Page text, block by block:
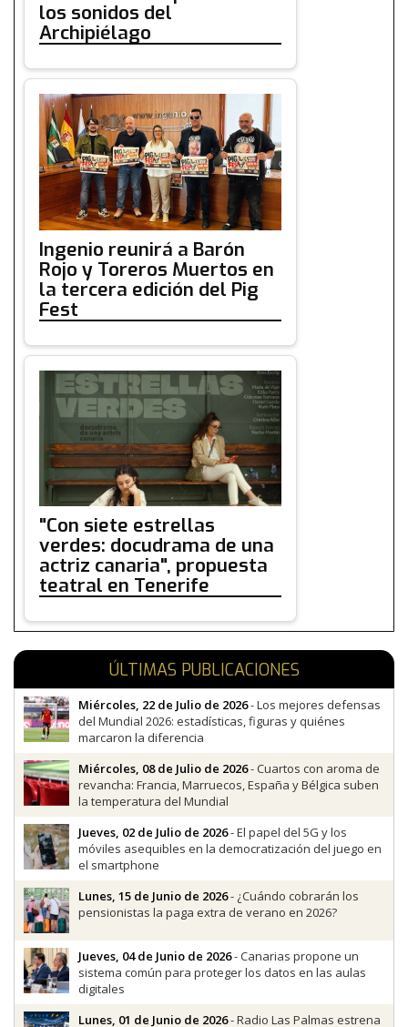
los sonidos del
Archipiélago
Ingenio reunirá a Barón
Rojo y Toreros Muertos en
la tercera edición del Pig
Fest
"Con siete estrellas
verdes: docudrama de una
actriz canaria", propuesta
teatral en Tenerife
ÚLTIMAS PUBLICACIONES
Miércoles, 22 de Julio de 2026- Los mejores defensas
del Mundial 2026: estadísticas, figuras y quiénes
marcaron la diferencia
Miércoles, 08 de Julio de 2026- Cuartos con aroma de
revancha: Francia, Marruecos, España y Bélgica suben
la temperatura del Mundial
Jueves, 02 de Julio de 2026- El papel del 5G y los
móviles asequibles en la democratización del juego en
el smartphone
Lunes, 15 de Junio de 2026- ¿Cuándo cobrarán los
pensionistas la paga extra de verano en 2026?
Jueves, 04 de Junio de 2026- Canarias propone un
sistema común para proteger los datos en las aulas
digitales
Lunes, 01 de Junio de 2026- Radio Las Palmas estrena